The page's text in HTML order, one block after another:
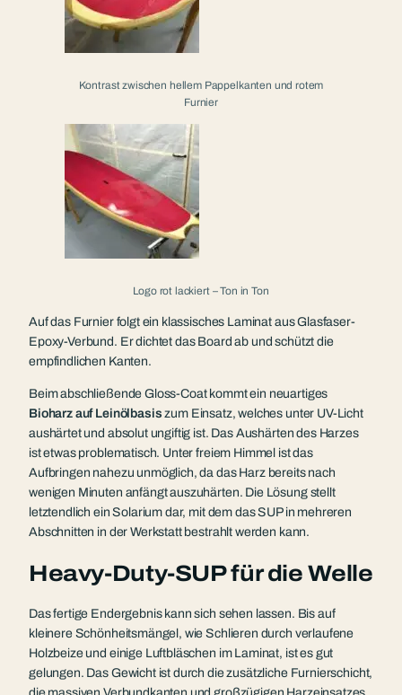
Kontrast zwischen hellem Pappelkanten und rotem
Furnier
Logo rot lackiert – Ton in Ton
Auf das Furnier folgt ein klassisches Laminat aus Glasfaser-
Epoxy-Verbund. Er dichtet das Board ab und schützt die
empfindlichen Kanten.
Beim abschließende Gloss-Coat kommt ein neuartiges
Bioharz auf Leinölbasis zum Einsatz, welches unter UV-Licht
aushärtet und absolut ungiftig ist. Das Aushärten des Harzes
ist etwas problematisch. Unter freiem Himmel ist das
Aufbringen nahezu unmöglich, da das Harz bereits nach
wenigen Minuten anfängt auszuhärten. Die Lösung stellt
letztendlich ein Solarium dar, mit dem das SUP in mehreren
Abschnitten in der Werkstatt bestrahlt werden kann.
Heavy-Duty-SUP für die Welle
Das fertige Endergebnis kann sich sehen lassen. Bis auf
kleinere Schönheitsmängel, wie Schlieren durch verlaufene
Holzbeize und einige Luftbläschen im Laminat, ist es gut
gelungen. Das Gewicht ist durch die zusätzliche Furnierschicht,